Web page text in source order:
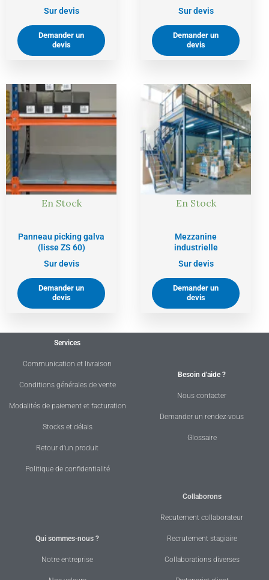
Sur devis
Demander un
devis
Sur devis
Demander un
devis
En Stock
Panneau picking galva
(lisse ZS 60)
Sur devis
Demander un
devis
En Stock
Mezzanine
industrielle
Sur devis
Demander un
devis
Services
Communication et livraison
Conditions générales de vente
Modalités de paiement et facturation
Stocks et délais
Retour d'un produit
Politique de confidentialité
Besoin d'aide ?
Nous contacter
Demander un rendez-vous
Glossaire
Qui sommes-nous ?
Notre entreprise
Collaborons
Recutement collaborateur
Recrutement stagiaire
Collaborations diverses